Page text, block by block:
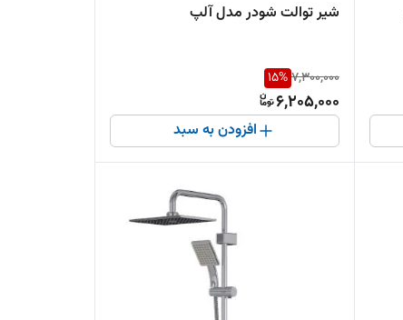
شیر توالت شودر مدل آلپ
7,300,000
15%
6,205,000
افزودن به سبد